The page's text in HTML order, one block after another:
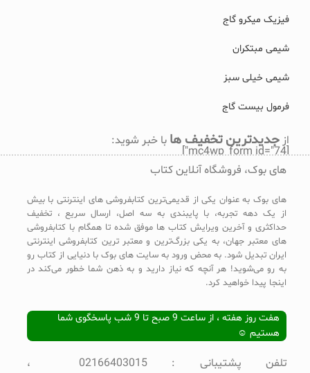
فیزیک میکرو گاج
شیمی مبتکران
شیمی خیلی سبز
فرمول بیست گاج
از جدیدترین تخفیف ها با خبر شوید:
[mc4wp_form id="74"]
های بوک، فروشگاه آنلاین کتاب
های بوک به عنوان یکی از قدیمی‌ترین کتابفروشی های اینترنتی با بیش
از یک دهه تجربه، با پایبندی به سه اصل، ارسال سریع ، تخفیف
حداکثری و آخرین ویرایش کتاب ها موفق شده تا همگام با کتابفروشی
های معتبر جهان، به یکی بزرگ‌ترین و معتبر ترین کتابفروشی اینترنتی
ایران تبدیل شود. به محض ورود به سایت های بوک با دنیایی از کتاب رو
به رو می‌شوید! هر آنچه که نیاز دارید و به ذهن شما خطور می‌کند در
اینجا پیدا خواهید کرد.
هفت روز هفته ، از ساعت 9 صبح تا 9 شب پاسخگوی شما
هستیم ☺
تلفن پشتیبانی : 02166403015 ،